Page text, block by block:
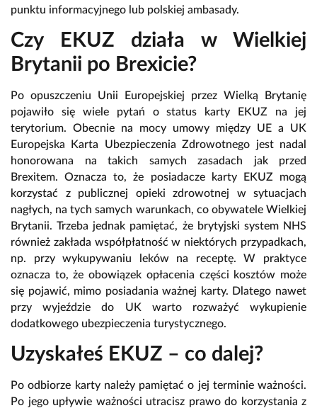
punktu informacyjnego lub polskiej ambasady.
Czy EKUZ działa w Wielkiej
Brytanii po Brexicie?
Po opuszczeniu Unii Europejskiej przez Wielką Brytanię
pojawiło się wiele pytań o status karty EKUZ na jej
terytorium. Obecnie na mocy umowy między UE a UK
Europejska Karta Ubezpieczenia Zdrowotnego jest nadal
honorowana na takich samych zasadach jak przed
Brexitem. Oznacza to, że posiadacze karty EKUZ mogą
korzystać z publicznej opieki zdrowotnej w sytuacjach
nagłych, na tych samych warunkach, co obywatele Wielkiej
Brytanii. Trzeba jednak pamiętać, że brytyjski system NHS
również zakłada współpłatność w niektórych przypadkach,
np. przy wykupywaniu leków na receptę. W praktyce
oznacza to, że obowiązek opłacenia części kosztów może
się pojawić, mimo posiadania ważnej karty. Dlatego nawet
przy wyjeździe do UK warto rozważyć wykupienie
dodatkowego ubezpieczenia turystycznego.
Uzyskałeś EKUZ – co dalej?
Po odbiorze karty należy pamiętać o jej terminie ważności.
Po jego upływie ważności utracisz prawo do korzystania z